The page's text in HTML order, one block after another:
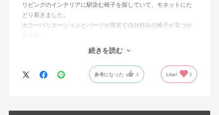
リビングのインテリアに馴染む椅子を探していて、モネットにた
どり着きました。
カラーバリエーションとパーツが豊富で自分好みの椅子が見つか
オフィスチェアにしては比較的コンパクトで家に置くのに最適で
した、座り心地も良く大変気に入っています。
今回どうしても欲しい色の組み合わせがあったので固定肘の物を
購入しましたが、欲を言えば稼働肘バージョンもバイカラーなど
続きを読む
参考になった 3 Like! 2